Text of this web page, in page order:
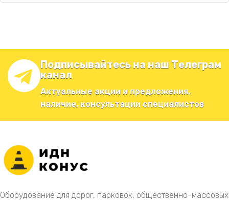
Подписывайтесь на наш Телеграм
канал
Актуальные акции и предложения,
наличие, консультации специалистов
Оборудование для дорог, парковок, общественно-массовых